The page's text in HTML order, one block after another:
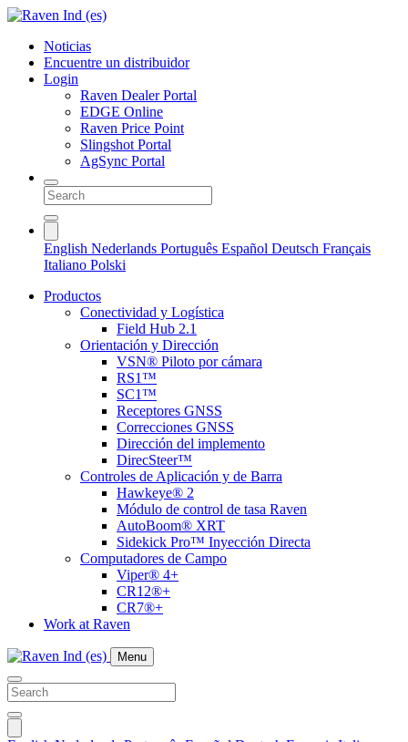
Noticias
Encuentre un distribuidor
Login
Raven Dealer Portal
EDGE Online
Raven Price Point
Slingshot Portal
AgSync Portal
English Nederlands Português Español Deutsch Français
Italiano Polski
Productos
Conectividad y Logística
Field Hub 2.1
Orientación y Dirección
VSN® Piloto por cámara
RS1™
SC1™
Receptores GNSS
Correcciones GNSS
Dirección del implemento
DirecSteer™
Controles de Aplicación y de Barra
Hawkeye® 2
Módulo de control de tasa Raven
AutoBoom® XRT
Sidekick Pro™ Inyección Directa
Computadores de Campo
Viper® 4+
CR12®+
CR7®+
Work at Raven
Menu